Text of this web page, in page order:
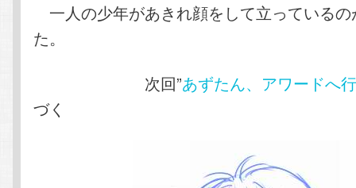
一人の少年があきれ顔をして立っている
た。
次回”あずたん、アワードへ
づく